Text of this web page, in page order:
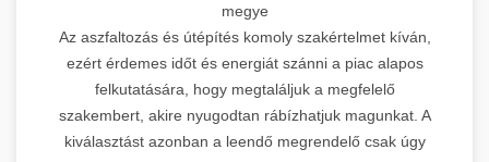
megye
Az aszfaltozás és útépítés komoly szakértelmet kíván,
ezért érdemes időt és energiát szánni a piac alapos
felkutatására, hogy megtaláljuk a megfelelő
szakembert, akire nyugodtan rábízhatjuk magunkat. A
kiválasztást azonban a leendő megrendelő csak úgy